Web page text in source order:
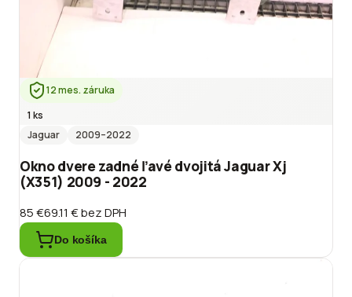
12 mes. záruka
1 ks
Jaguar
2009–2022
Okno dvere zadné ľavé dvojitá Jaguar Xj
(X351) 2009 - 2022
85 €69.11 €bez DPH
Do košíka